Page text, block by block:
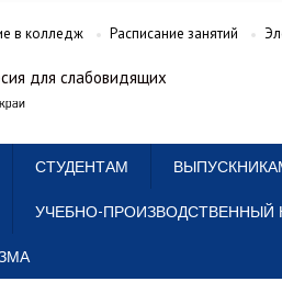
в колледж Расписание занятий
для слабовидящих
СТУДЕНТАМ
УЧЕБНО-ПРОИЗВОДСТВЕННЫЙ